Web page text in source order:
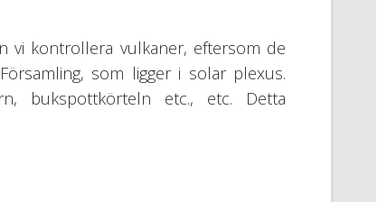
vi kontrollera vulkaner, eftersom de
som ligger i solar plexus.
bukspottkörteln etc., etc. Detta